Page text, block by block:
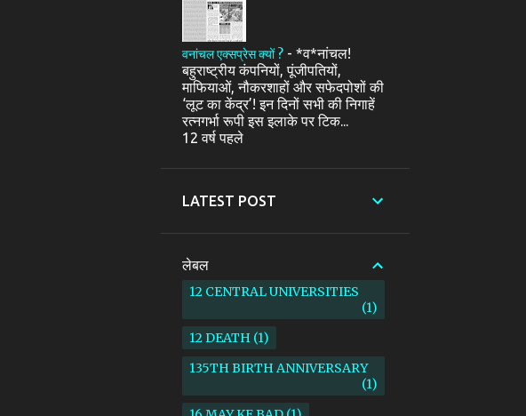
वनांचल एक्सप्रेस क्यों ? - *व*नांचल!
बहुराष्ट्रीय कंपनियों, पूंजीपतियों,
माफियाओं, नौकरशाहों और सफेदपोशों की
‘लूट का केंद्र’! इन दिनों सभी की निगाहें
रत्नगर्भा रूपी इस इलाके पर टिक...
12 वर्ष पहले
LATEST POST
लेबल
12 CENTRAL UNIVERSITIES
1
12 DEATH 1
135TH BIRTH ANNIVERSARY
1